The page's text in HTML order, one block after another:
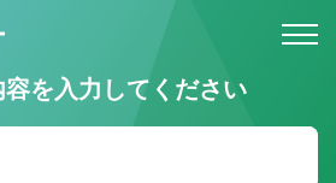
ルでのお問い合わせ
を入力してください